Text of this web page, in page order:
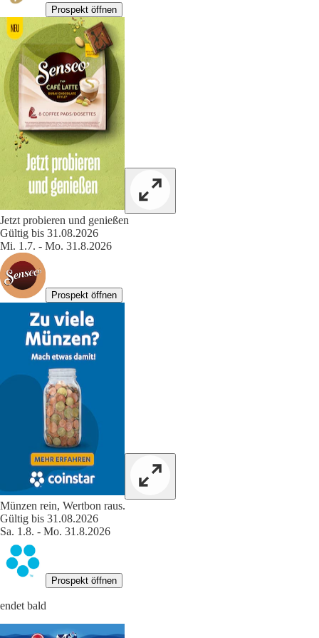
Prospekt öffnen
Jetzt probieren und genießen
Gültig bis 31.08.2026
Mi. 1.7. - Mo. 31.8.2026
Prospekt öffnen
Münzen rein, Wertbon raus.
Gültig bis 31.08.2026
Sa. 1.8. - Mo. 31.8.2026
Prospekt öffnen
endet bald